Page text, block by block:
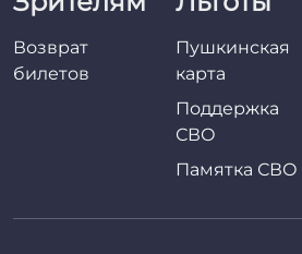
Возврат
билетов
Пушкинская
карта
Поддержка
СВО
Памятка СВО